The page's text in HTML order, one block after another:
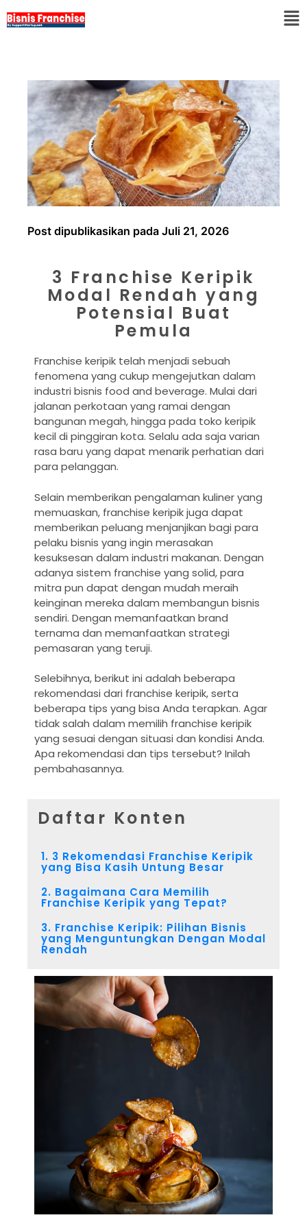
Post dipublikasikan pada Juli 21, 2026
3 Franchise Keripik
Modal Rendah yang
Potensial Buat
Pemula
Franchise keripik telah menjadi sebuah
fenomena yang cukup mengejutkan dalam
industri bisnis food and beverage. Mulai dari
jalanan perkotaan yang ramai dengan
bangunan megah, hingga pada toko keripik
kecil di pinggiran kota. Selalu ada saja varian
rasa baru yang dapat menarik perhatian dari
para pelanggan.
Selain memberikan pengalaman kuliner yang
memuaskan, franchise keripik juga dapat
memberikan peluang menjanjikan bagi para
pelaku bisnis yang ingin merasakan
kesuksesan dalam industri makanan. Dengan
adanya sistem franchise yang solid, para
mitra pun dapat dengan mudah meraih
keinginan mereka dalam membangun bisnis
sendiri. Dengan memanfaatkan brand
ternama dan memanfaatkan strategi
pemasaran yang teruji.
Selebihnya, berikut ini adalah beberapa
rekomendasi dari franchise keripik, serta
beberapa tips yang bisa Anda terapkan. Agar
tidak salah dalam memilih franchise keripik
yang sesuai dengan situasi dan kondisi Anda.
Apa rekomendasi dan tips tersebut? Inilah
pembahasannya.
Daftar Konten
1. 3 Rekomendasi Franchise Keripik
yang Bisa Kasih Untung Besar
2. Bagaimana Cara Memilih
Franchise Keripik yang Tepat?
3. Franchise Keripik: Pilihan Bisnis
yang Menguntungkan Dengan Modal
Rendah